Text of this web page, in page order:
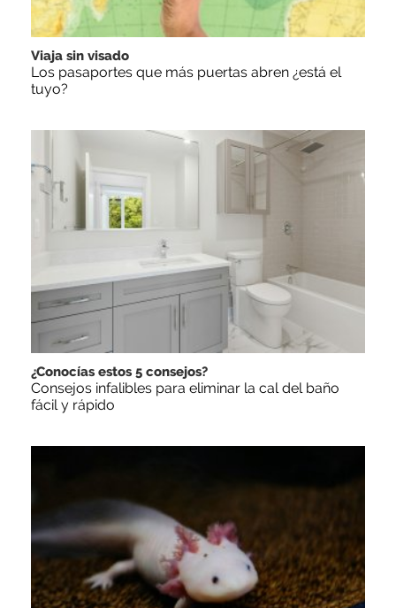
Viaja sin visado
Los pasaportes que más puertas abren ¿está el
tuyo?
¿Conocías estos 5 consejos?
Consejos infalibles para eliminar la cal del baño
fácil y rápido